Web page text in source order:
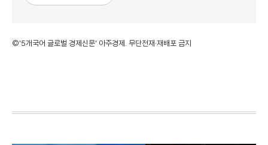
©'5개국어 글로벌 경제신문' 아주경제. 무단전재·재배포 금지